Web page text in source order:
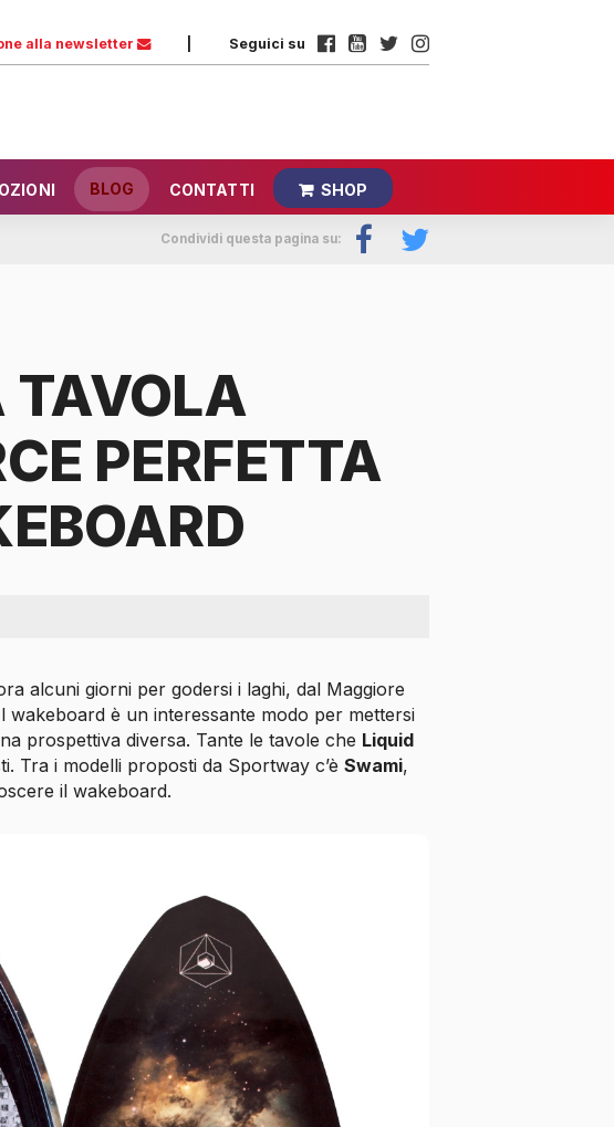
alla newsletter
Seguici su
BLOG CONTATTI SHOP
Condividi questa pagina su:
PERFETTA
alcuni giorni per godersi i laghi, dal Maggiore
wakeboard è un interessante modo per mettersi
prospettiva diversa. Tante le tavole che Liquid
Tra i modelli proposti da Sportway c’è Swami,
il wakeboard.